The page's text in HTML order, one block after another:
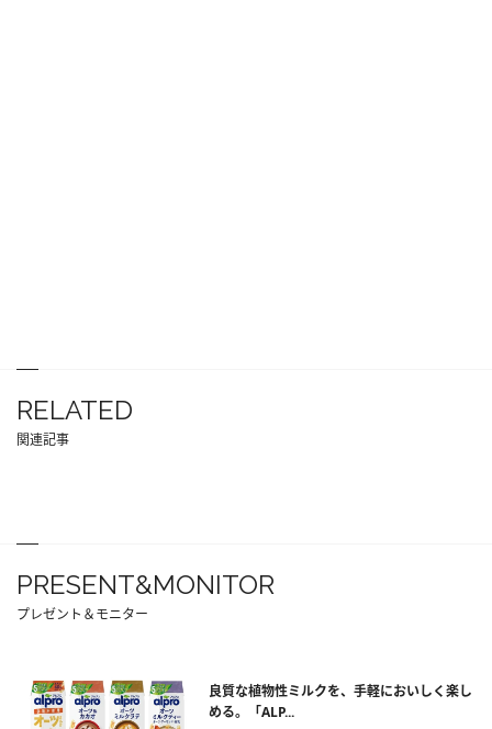
RELATED
関連記事
PRESENT&MONITOR
プレゼント＆モニター
良質な植物性ミルクを、手軽においしく楽し
める。「ALP...